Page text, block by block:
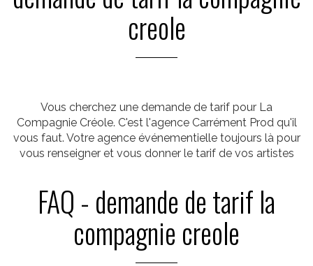
creole
Vous cherchez une demande de tarif pour La
Compagnie Créole. C'est l'agence Carrément Prod qu'il
vous faut. Votre agence événementielle toujours là pour
vous renseigner et vous donner le tarif de vos artistes
FAQ - demande de tarif la
compagnie creole